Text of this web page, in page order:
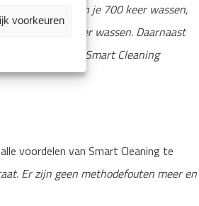
voorkeuren
en doeken kun je 700 keer wassen,
je zo’n 150 keer wassen. Daarnaast
omdat de Smart Cleaning
voordelen van Smart Cleaning te
Er zijn geen methodefouten meer en